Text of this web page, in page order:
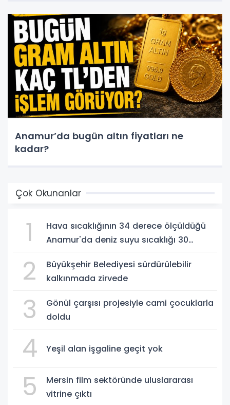
Anamur’da bugün altın fiyatları ne
kadar?
Çok Okunanlar
1
Hava sıcaklığının 34 derece ölçüldüğü
Anamur'da deniz suyu sıcaklığı 30
2
Büyükşehir Belediyesi sürdürülebilir
kalkınmada zirvede
3
Gönül çarşısı projesiyle cami çocuklarla
doldu
4 Yeşil alan işgaline geçit yok
5
Mersin film sektöründe uluslararası
vitrine çıktı